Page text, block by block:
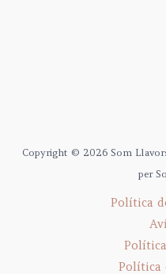
Copyright © 2026 Som
per
Política
Política